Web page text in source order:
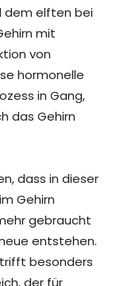
dem elften bei
mit
von
hormonelle
in Gang,
das Gehirn
dass in dieser
Gehirn
gebraucht
entstehen.
besonders